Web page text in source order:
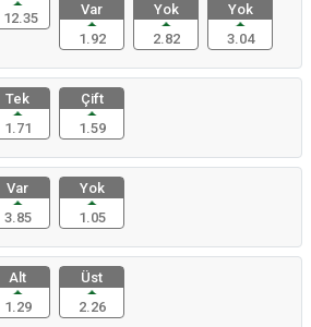
12.35
Var
1.92
Yok
2.82
Yok
3.04
Tek
1.71
Çift
1.59
Var
3.85
Yok
1.05
Alt
1.29
Üst
2.26